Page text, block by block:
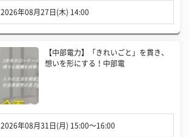
2026年08月27日(木) 14:00
【中部電力】「きれいごと」を貫き、
想いを形にする！中部電
2026年08月31日(月) 15:00〜16:00